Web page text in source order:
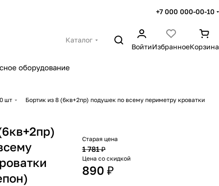
+7 000 000-00-10
Каталог
ВойтиИзбранноеКорзина
оборудование
шт Бортик из 8 (6кв+2пр) подушек по всему периметру кроватки
Старая цена
1 781 ₽
Цена со скидкой
890 ₽